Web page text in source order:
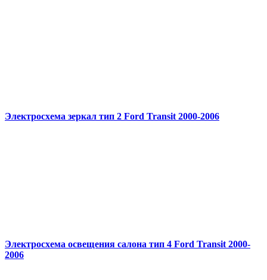
Электросхема зеркал тип 2 Ford Transit 2000-2006
Электросхема освещения салона тип 4 Ford Transit 2000-
2006